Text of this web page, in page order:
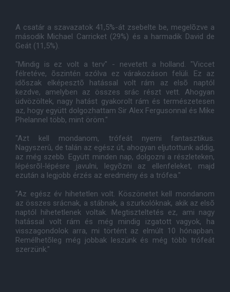
A csatár a szavazatok 41,5%-át zsebelte be, megelõzve a
második Michael Carricket (29%) és a harmadik David de
Geát (11,5%).
"Mindig is ez volt a terv" - nevetett a holland. "Viccet
félretéve, õszintén szólva ez várakozáson felüli. Ez az
idõszak elképesztõ hatással volt rám az elsõ naptól
kezdve, amelyben az összes srác részt vett. Ahogyan
üdvözöltek, nagy hatást gyakorolt rám és természetesen
az, hogy együtt dolgozhattam Sir Alex Fergusonnal és Mike
Phelannel több, mint öröm."
"Azt kell mondanom, trófeát nyerni fantasztikus.
Nagyszerû, de talán az egész út, ahogyan eljutottunk addig,
az még szebb. Együtt minden nap, dolgozni a részleteken,
lépésrõl-lépésre javulni, legyõzni az ellenfeleket, majd
ezután a legjobb érzés az eredmény és a trófea."
"Az egész év hihetetlen volt. Köszönetet kell mondanom
az összes srácnak, a stábnak, a szurkolóknak, akik az elsõ
naptól hihetetlenek voltak. Megtiszteltetés ez, ami nagy
hatással volt rám és még mindig izgatott vagyok, ha
visszagondolok arra, mi történt az elmúlt 10 hónapban.
Remélhetõleg még jobbak leszünk és még több trófeát
szerzünk."